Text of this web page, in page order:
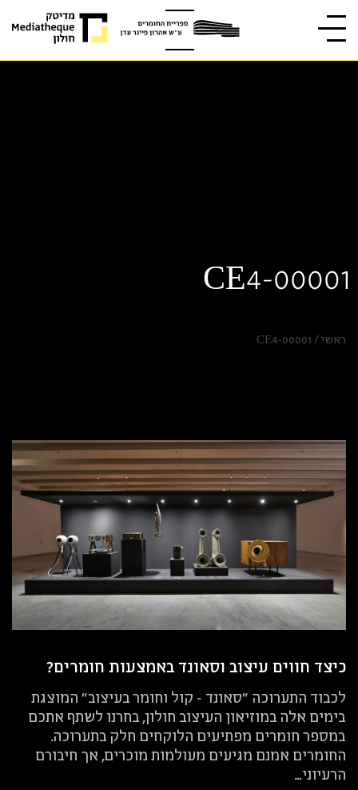
CE4-00001
ראשי/
CE4-00001
כיצד חווים עיצוב וסאונד באמצעות חומרים?
לכבוד התערוכה "סאונד - קול וחומר בעיצוב" המוצגת
בימים אלה במוזיאון העיצוב חולון, בחרנו לשתף אתכם
במספר חומרים מפתיעים הלוקחים חלק בתערוכה.
החומרים אמנם מגיעים מעולמות מוכרים, אך חיבורם
הרעיוני...